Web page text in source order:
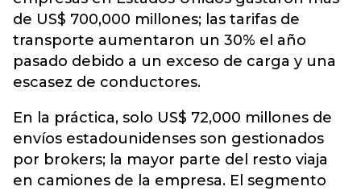
de US$ 700,000 millones; las tarifas de
transporte aumentaron un 30% el año
pasado debido a un exceso de carga y una
escasez de conductores.
En la práctica, solo US$ 72,000 millones de
envíos estadounidenses son gestionados
por brokers; la mayor parte del resto viaja
en camiones de la empresa. El segmento